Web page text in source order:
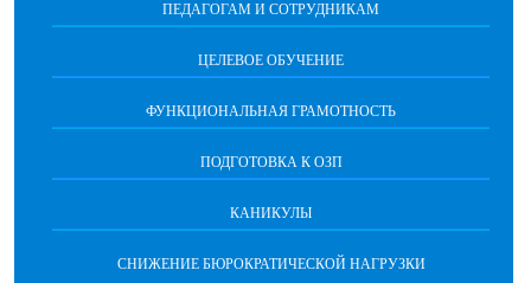
ПЕДАГОГАМ И СОТРУДНИКАМ
ЦЕЛЕВОЕ ОБУЧЕНИЕ
ФУНКЦИОНАЛЬНАЯ ГРАМОТНОСТЬ
ПОДГОТОВКА К ОЗП
КАНИКУЛЫ
СНИЖЕНИЕ БЮРОКРАТИЧЕСКОЙ НАГРУЗКИ